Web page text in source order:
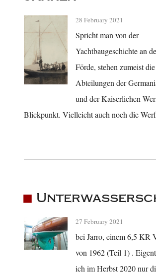
28 February 2021
Spricht man von der
Yachtbaugeschichte an
Förde, stehen zumeist
Abteilungen der
und der Kaiserlichen
Blickpunkt. Vielleicht auch noch die
27 February 2021
bei Jarro, einem 6,5 KR
von 1962 (Teil 1) .
ich im Herbst 2020 nur